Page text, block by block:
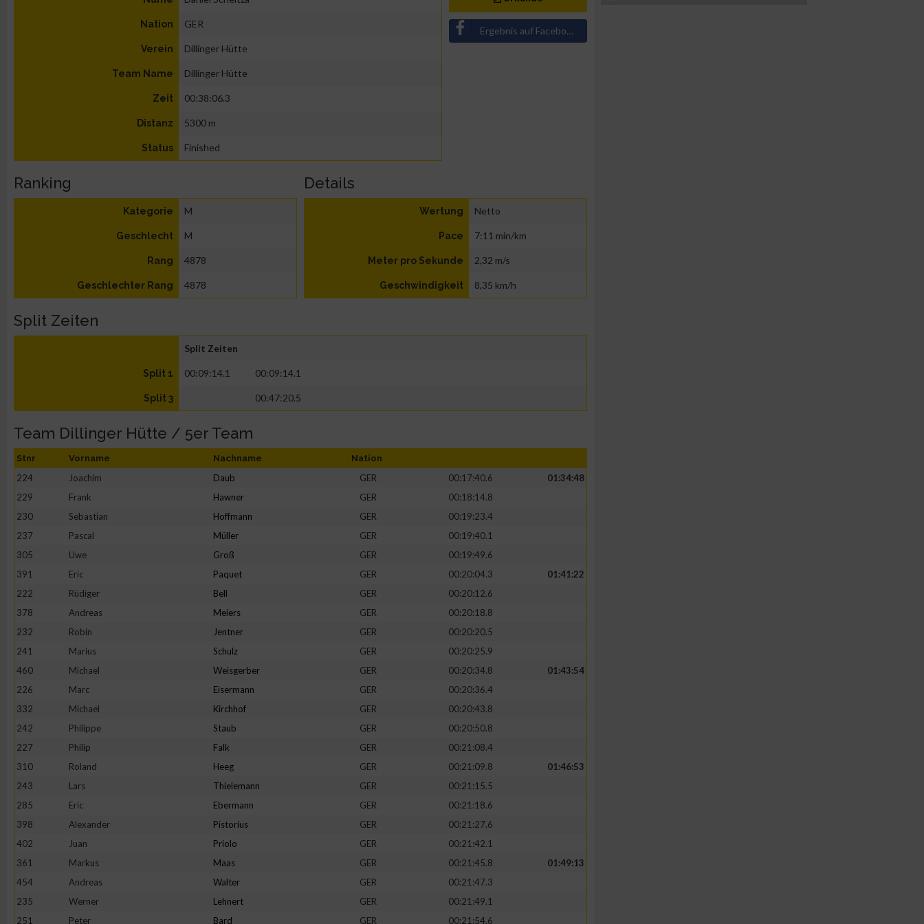
Nation GER
Verein Dillinger Hütte
Team Name Dillinger Hütte
Zeit 00:38:06.3
Distanz 5300 m
Status Finished
Ergebnis auf Facebook teilen
Ranking
Kategorie M
Geschlecht M
Rang 4878
Geschlechter Rang 4878
Details
Wertung Netto
Pace 7:11 min/km
Meter pro Sekunde 2,32 m/s
Geschwindigkeit 8,35 km/h
Split Zeiten
Split Zeiten
Split 1 00:09:14.1 00:09:14.1
Split 3 00:47:20.5
Team Dillinger Hütte / 5er Team
Stnr Vorname Nachname Nation
224 Joachim Daub GER 00:17:40.6
01:34:48
229
Frank Hawner GER
00:18:14.8
230
Sebastian Hoffmann GER
00:19:23.4
237
Pascal Müller GER
00:19:40.1
305
Uwe Groß GER
00:19:49.6
391
Eric Paquet GER 00:20:04.3
01:41:22
222
Rüdiger Bell GER
00:20:12.6
378
Andreas Meiers GER
00:20:18.8
232
Robin Jentner GER
00:20:20.5
241
Marius Schulz GER
00:20:25.9
460
Michael Weisgerber GER 00:20:34.8
01:43:54
226
Marc Eisermann GER
00:20:36.4
332
Michael Kirchhof GER
00:20:43.8
242
Philippe Staub GER
00:20:50.8
227
Philip Falk GER
00:21:08.4
310
Roland Heeg GER 00:21:09.8
01:46:53
243
Lars Thielemann GER
00:21:15.5
285
Eric Ebermann GER
00:21:18.6
398
Alexander Pistorius GER
00:21:27.6
402
Juan Priolo GER
00:21:42.1
361
Markus Maas GER 00:21:45.8
01:49:13
454
Andreas Walter GER
00:21:47.3
235
Werner Lehnert GER
00:21:49.1
251
Peter Bard GER
00:21:54.6